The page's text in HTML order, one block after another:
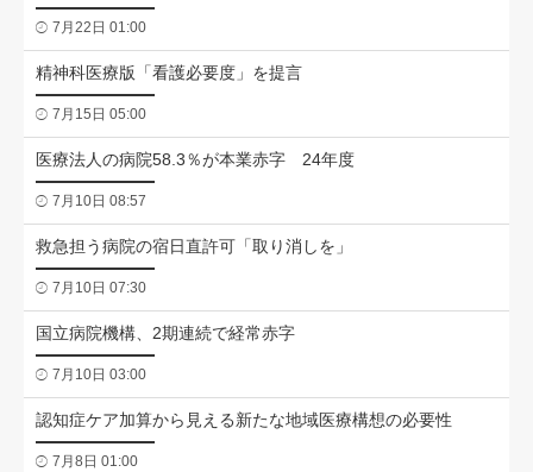
7月22日 01:00
精神科医療版「看護必要度」を提言
7月15日 05:00
医療法人の病院58.3％が本業赤字 24年度
7月10日 08:57
救急担う病院の宿日直許可「取り消しを」
7月10日 07:30
国立病院機構、2期連続で経常赤字
7月10日 03:00
認知症ケア加算から見える新たな地域医療構想の必要性
7月8日 01:00